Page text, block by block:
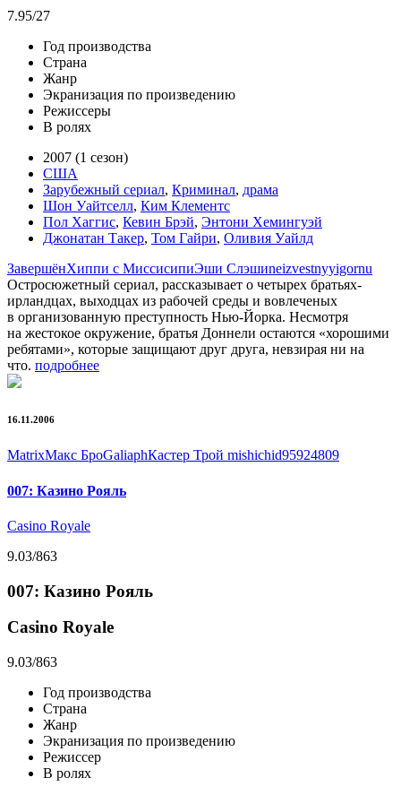
7.95/27
Год производства
Страна
Жанр
Экранизация по произведению
Режиссеры
В ролях
2007 (1 сезон)
США
Зарубежный сериал, Криминал, драма
Шон Уайтселл, Ким Клементс
Пол Хаггис, Кевин Брэй, Энтони Хемингуэй
Джонатан Такер, Том Гайри, Оливия Уайлд
ЗавершёнХиппи с МиссисипиЭши Слэшиneizvestnyyigornu
Остросюжетный сериал, рассказывает о четырех братьях-
ирландцах, выходцах из рабочей среды и вовлеченых
в организованную преступность Нью-Йорка. Несмотря
на жестокое окружение, братья Доннели остаются «хорошими
ребятами», которые защищают друг друга, невзирая ни на
что. подробнее
16.11.2006
MatrixМакс БроGaliaphКастер Трой mishichid95924809
007: Казино Рояль
Casino Royale
9.03/863
007: Казино Рояль
Casino Royale
9.03/863
Год производства
Страна
Жанр
Экранизация по произведению
Режиссер
В ролях